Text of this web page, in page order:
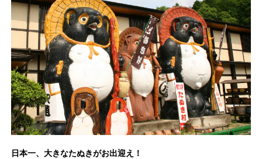
日本一、大きなたぬきがお出迎え！